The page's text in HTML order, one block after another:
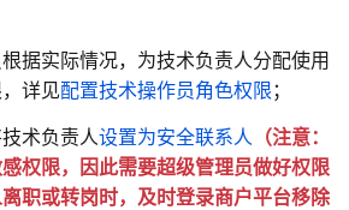
据实际情况，为技术负责人分配使用
详见配置技术操作员角色权限 ；
术负责人设置为安全联系人 （注意：
权限，因此需要超级管理员做好权限
职或转岗时，及时登录商户平台移除